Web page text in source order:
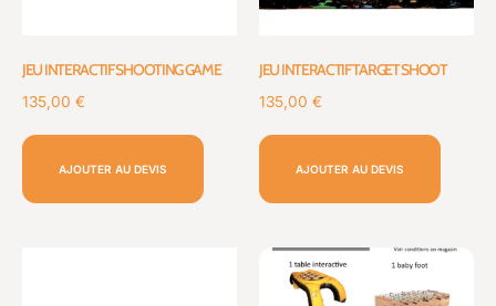
JEU INTERACTIF SHOOTING GAME
135,00 €
AJOUTER AU DEVIS
JEU INTERACTIF TARGET SHOOT
135,00 €
AJOUTER AU DEVIS